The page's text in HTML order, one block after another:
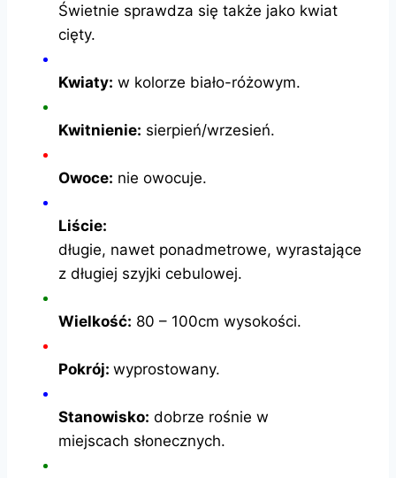
Świetnie sprawdza się także jako kwiat
cięty.
Kwiaty: w kolorze biało-różowym.
Kwitnienie: sierpień/wrzesień.
Owoce: nie owocuje.
Liście:
długie, nawet ponadmetrowe, wyrastające
z długiej szyjki cebulowej.
Wielkość: 80 – 100cm wysokości.
Pokrój: wyprostowany.
Stanowisko: dobrze rośnie w
miejscach słonecznych.